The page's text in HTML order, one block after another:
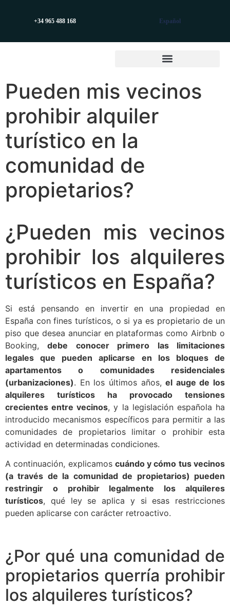
+34 965 488 168 Español
Pueden mis vecinos
prohibir alquiler
turístico en la
comunidad de
propietarios?
¿Pueden mis vecinos
prohibir los alquileres
turísticos en España?
Si está pensando en invertir en una propiedad en
España con fines turísticos, o si ya es propietario de un
piso que desea anunciar en plataformas como Airbnb o
Booking,debe conocer primero las limitaciones
legales que pueden aplicarse en los bloques de
apartamentos o comunidades residenciales
(urbanizaciones). En los últimos años,el auge de los
alquileres turísticos ha provocado tensiones
crecientes entre vecinos, y la legislación española ha
introducido mecanismos específicos para permitir a las
comunidades de propietarios limitar o prohibir esta
actividad en determinadas condiciones.
A continuación, explicamos cuándo y cómo tus vecinos
(a través de la comunidad de propietarios) pueden
restringir o prohibir legalmente los alquileres
turísticos, qué ley se aplica y si esas restricciones
pueden aplicarse con carácter retroactivo.
¿Por qué una comunidad de
propietarios querría prohibir
los alquileres turísticos?